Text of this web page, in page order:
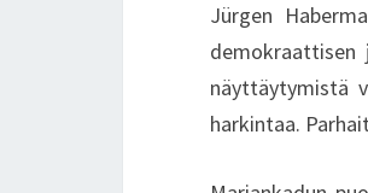
Jürgen
demokraattisen
näyttäytymistä
harkintaa.